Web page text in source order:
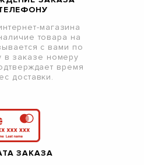
магазина
товара на
с вами по
в заказе номеру
время
доставки.
ЗАКАЗА